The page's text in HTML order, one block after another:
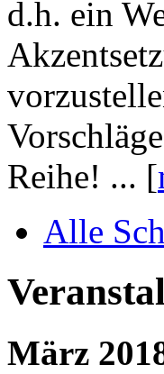
d.h. ein
Reihe! ... [
Alle
März